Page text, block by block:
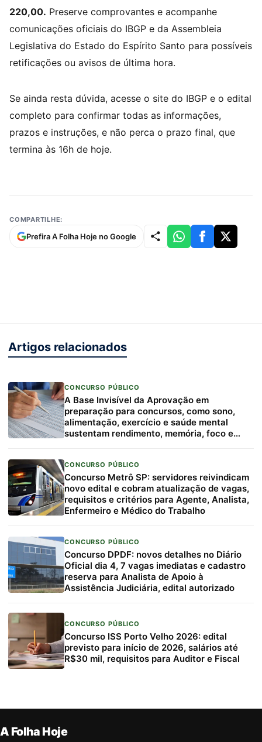
220,00. Preserve comprovantes e acompanhe
comunicações oficiais do IBGP e da Assembleia
Legislativa do Estado do Espírito Santo para possíveis
retificações ou avisos de última hora.
Se ainda resta dúvida, acesse o site do IBGP e o edital
completo para confirmar todas as informações,
prazos e instruções, e não perca o prazo final, que
termina às 16h de hoje.
COMPARTILHE:
Prefira A Folha Hoje no Google
Artigos relacionados
CONCURSO PÚBLICO
A Base Invisível da Aprovação em
preparação para concursos, como sono,
alimentação, exercício e saúde mental
sustentam rendimento, memória, foco e
CONCURSO PÚBLICO
Concurso Metrô SP: servidores reivindicam
novo edital e cobram atualização de vagas,
requisitos e critérios para Agente, Analista,
Enfermeiro e Médico do Trabalho
CONCURSO PÚBLICO
Concurso DPDF: novos detalhes no Diário
Oficial dia 4, 7 vagas imediatas e cadastro
reserva para Analista de Apoio à
Assistência Judiciária, edital autorizado
CONCURSO PÚBLICO
Concurso ISS Porto Velho 2026: edital
previsto para início de 2026, salários até
R$30 mil, requisitos para Auditor e Fiscal
A Folha Hoje